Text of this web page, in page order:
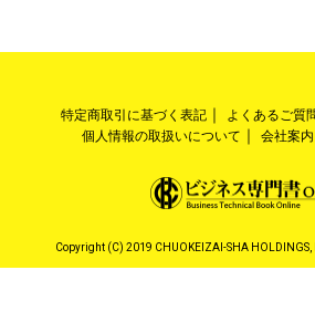
特定商取引に基づく表記 よくあるご質
個人情報の取扱いについて
会社案内
Copyright (C) 2019 CHUOKEIZAI-SHA